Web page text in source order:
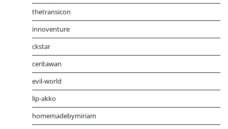
thetransicon
innoventure
ckstar
ceritawan
evil-world
lip-akko
homemadebymiriam